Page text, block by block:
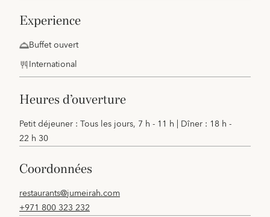
experience
Buffet ouvert
International
heures d’ouverture
Petit déjeuner : Tous les jours, 7 h - 11 h | Dîner : 18 h -
22 h 30
coordonnées
restaurants@jumeirah.com
+971 800 323 232